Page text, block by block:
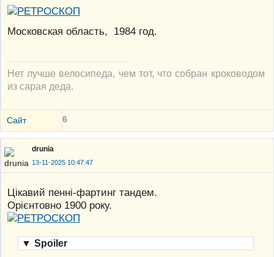
Московская область, 1984 год.
Нет лучше велосипеда, чем тот, что собран кроководом
из сарая деда.
Сайт 6
drunia
13-11-2025 10:47:47
Цікавий пенні-фартинг тандем.
Орієнтовно 1900 року.
▼ Spoiler